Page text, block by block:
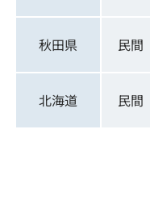
秋田県 民間
北海道 民間